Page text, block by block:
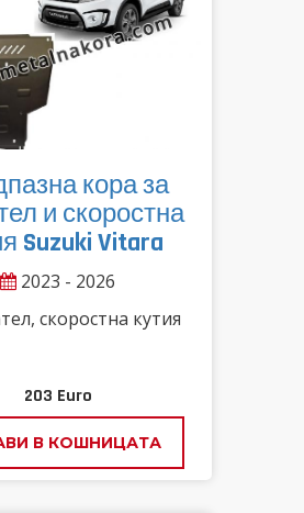
кора за
и скоростна
Suzuki Vitara
2023 - 2026
скоростна кутия
203 Euro
В КОШНИЦАТА